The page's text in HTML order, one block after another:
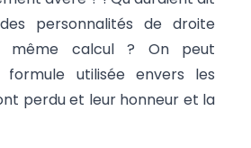
personnalités de droite
même calcul ? On peut
utilisée envers les
perdu et leur honneur et la